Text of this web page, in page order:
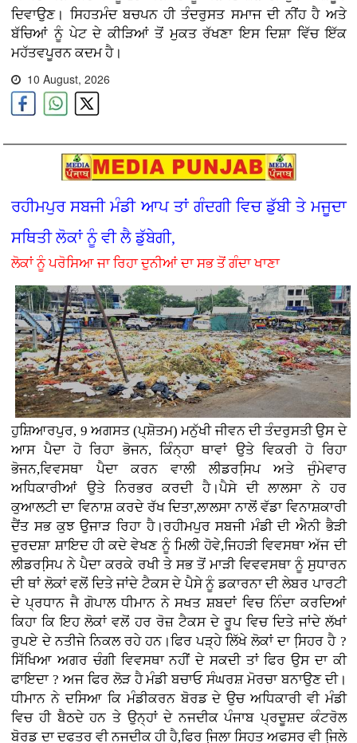
ਦਿਵਾਉਣ। ਸਿਹਤਮੰਦ ਬਚਪਨ ਹੀ ਤੰਦਰੁਸਤ ਸਮਾਜ ਦੀ ਨੀਂਹ ਹੈ ਅਤੇ
ਬੱਚਿਆਂ ਨੂੰ ਪੇਟ ਦੇ ਕੀੜਿਆਂ ਤੋਂ ਮੁਕਤ ਰੱਖਣਾ ਇਸ ਦਿਸ਼ਾ ਵਿੱਚ ਇੱਕ
ਮਹੱਤਵਪੂਰਨ ਕਦਮ ਹੈ।
10 August, 2026
ਰਹੀਮਪੁਰ ਸਬਜੀ ਮੰਡੀ ਆਪ ਤਾਂ ਗੰਦਗੀ ਵਿਚ ਡੁੱਬੀ ਤੇ ਮਜੂਦਾ
ਸਥਿਤੀ ਲੋਕਾਂ ਨੂੰ ਵੀ ਲੈ ਡੁੱਬੇਗੀ,
ਲੋਕਾਂ ਨੂੰ ਪਰੋਸਿਆ ਜਾ ਰਿਹਾ ਦੁਨੀਆਂ ਦਾ ਸਭ ਤੋਂ ਗੰਦਾ ਖਾਣਾ
ਹੁਸ਼ਿਆਰਪੁਰ, 9 ਅਗਸਤ (ਪ੍ਸ਼ੋਤਮ) ਮਨੁੱਖੀ ਜੀਵਨ ਦੀ ਤੰਦਰੁਸਤੀ ਉਸ ਦੇ
ਆਸ ਪੈਦਾ ਹੋ ਰਿਹਾ ਭੋਜਨ, ਕਿੰਨ੍ਹਾ ਥਾਵਾਂ ਉਤੇ ਵਿਕਰੀ ਹੋ ਰਿਹਾ
ਭੋਜਨ,ਵਿਵਸਥਾ ਪੈਦਾ ਕਰਨ ਵਾਲੀ ਲੀਡਰਸਿ਼ਪ ਅਤੇ ਜੁੰਮੇਵਾਰ
ਅਧਿਕਾਰੀਆਂ ਉਤੇ ਨਿਰਭਰ ਕਰਦੀ ਹੈ।ਪੈਸੇ ਦੀ ਲਾਲਸਾ ਨੇ ਹਰ
ਕੁਆਲਟੀ ਦਾ ਵਿਨਾਸ਼ ਕਰਦੇ ਰੱਖ ਦਿਤਾ,ਲਾਲਸਾ ਨਾਲੋਂ ਵੱਡਾ ਵਿਨਾਸ਼ਕਾਰੀ
ਦੈਂਤ ਸਭ ਕੁਝ ਉਜਾੜ ਰਿਹਾ ਹੈ।ਰਹੀਮਪੁਰ ਸਬਜੀ ਮੰਡੀ ਦੀ ਐਨੀ ਭੈੜੀ
ਦੁਰਦਸ਼ਾ ਸ਼ਾਇਦ ਹੀ ਕਦੇ ਵੇਖਣ ਨੂੰ ਮਿਲੀ ਹੋਵੇ,ਜਿਹੜੀ ਵਿਵਸਥਾ ਅੱਜ ਦੀ
ਲੀਡਰਸਿ਼ਪ ਨੇ ਪੈਦਾ ਕਰਕੇ ਰਖੀ ਤੇ ਸਭ ਤੋਂ ਮਾੜੀ ਵਿਵਵਸਥਾ ਨੂੰ ਸੁਧਾਰਨ
ਦੀ ਥਾਂ ਲੋਕਾਂ ਵਲੋਂ ਦਿਤੇ ਜਾਂਦੇ ਟੈਕਸ ਦੇ ਪੈਸੇ ਨੂੰ ਡਕਾਰਨਾ ਦੀ ਲੇਬਰ ਪਾਰਟੀ
ਦੇ ਪ੍ਰਧਾਨ ਜੈ ਗੋਪਾਲ ਧੀਮਾਨ ਨੇ ਸਖਤ ਸ਼ਬਦਾਂ ਵਿਚ ਨਿੰਦਾ ਕਰਦਿਆਂ
ਕਿਹਾ ਕਿ ਇਹ ਲੋਕਾਂ ਵਲੋਂ ਹਰ ਰੋਜ਼ ਟੈਕਸ ਦੇ ਰੂਪ ਵਿਚ ਦਿਤੇ ਜਾਂਦੇ ਲੱਖਾਂ
ਰੁਪਏ ਦੇ ਨਤੀਜੇ ਨਿਕਲ ਰਹੇ ਹਨ।ਫਿਰ ਪੜ੍ਹੇ ਲਿੱਖੇ ਲੋਕਾਂ ਦਾ ਸਿ਼ਹਰ ਹੈ ?
ਸਿੱਖਿਆ ਅਗਰ ਚੰਗੀ ਵਿਵਸਥਾ ਨਹੀਂ ਦੇ ਸਕਦੀ ਤਾਂ ਫਿਰ ਉਸ ਦਾ ਕੀ
ਫਾਇਦਾ ? ਅਜ ਫਿਰ ਲੋੜ ਹੈ ਮੰਡੀ ਬਚਾਓ ਸੰਘਰਸ਼ ਮੋਰਚਾ ਬਨਾਉਣ ਦੀ।
ਧੀਮਾਨ ਨੇ ਦਸਿਆ ਕਿ ਮੰਡੀਕਰਨ ਬੋਰਡ ਦੇ ਉਚ ਅਧਿਕਾਰੀ ਵੀ ਮੰਡੀ
ਵਿਚ ਹੀ ਬੈਠਦੇ ਹਨ ਤੇ ਉਨ੍ਹਾਂ ਦੇ ਨਜਦੀਕ ਪੰਜਾਬ ਪ੍ਰਦੂਸ਼ਦ ਕੰਟਰੋਲ
ਬੋਰਡ ਦਾ ਦਫਤਰ ਵੀ ਨਜਦੀਕ ਹੀ ਹੈ,ਫਿਰ ਜਿ਼ਲਾ ਸਿਹਤ ਅਫਸਰ ਵੀ ਜਿ਼ਲੇ